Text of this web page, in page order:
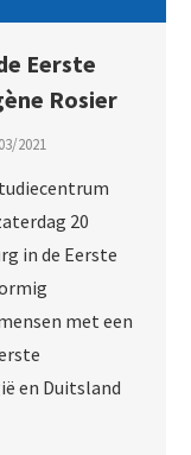
Eerste
Rosier
2021
20
in de Eerste
met een
en Duitsland